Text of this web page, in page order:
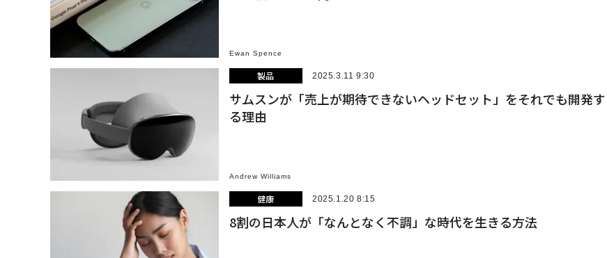
Ewan Spence
製品 2025.3.11 9:30
サムスンが「売上が期待できないヘッドセット」をそれでも開発す
る理由
Andrew Williams
健康 2025.1.20 8:15
8割の日本人が「なんとなく不調」な時代を生きる方法